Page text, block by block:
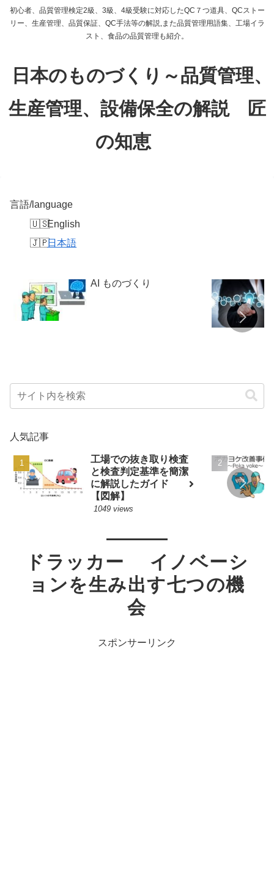
初心者、品質管理検定2級、3級、4級受験に対応したQC７つ道具、QCストー
リー、生産管理、品質保証、QC手法等の解説,また品質管理用語集、工場イラ
スト、食品の品質管理も紹介。
日本のものづくり～品質管理、
生産管理、設備保全の解説 匠
の知恵
言語/language
English
日本語
AI ものづくり
人気記事
工場での抜き取り検査
と検査判定基準を簡潔
に解説したガイド
【図解】
1049 views
ドラッカー イノベーシ
ョンを生み出す七つの機
会
スポンサーリンク